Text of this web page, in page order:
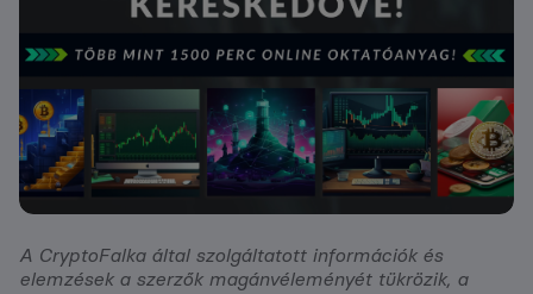
A CryptoFalka által szolgáltatott információk és
elemzések a szerzők magánvéleményét tükrözik, a